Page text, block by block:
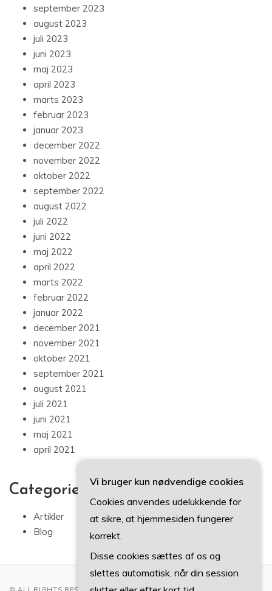
september 2023
august 2023
juli 2023
juni 2023
maj 2023
april 2023
marts 2023
februar 2023
januar 2023
december 2022
november 2022
oktober 2022
september 2022
august 2022
juli 2022
juni 2022
maj 2022
april 2022
marts 2022
februar 2022
januar 2022
december 2021
november 2021
oktober 2021
september 2021
august 2021
juli 2021
juni 2021
maj 2021
april 2021
Categories
Artikler
Blog
Vi bruger kun nødvendige cookies
Cookies anvendes udelukkende for
at sikre, at hjemmesiden fungerer
korrekt.
Disse cookies sættes af os og
slettes automatisk, når din session